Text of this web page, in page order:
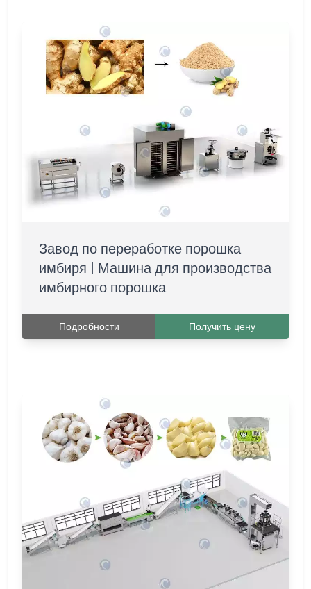
Завод по переработке порошка
имбиря | Машина для производства
имбирного порошка
Подробности Получить цену